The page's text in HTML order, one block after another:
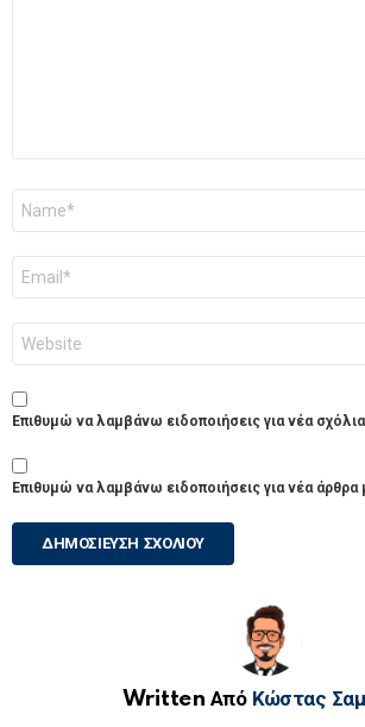
Επιθυμώ να λαμβάνω ειδοποιήσεις για νέα
Επιθυμώ να λαμβάνω ειδοποιήσεις για νέα
Written Από Κώστας